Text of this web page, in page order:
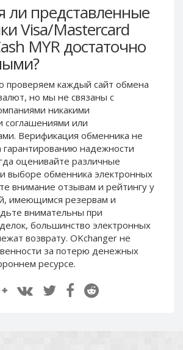
ли представленные
Visa/Mastercard
MYR достаточно
каждый сайт обмена
но мы не связаны c
никакими
соглашениями или
Верификация обменника не
гарантированию надежности
оценивайте различные
выборе обменника электронных
внимание отзывам и рейтингу у
имеющимся резервам и
внимательны при
большинство электронных
возврату. OKchanger не
за потерю денежных
ресурсе.
PaySera PLN
AliPay CNY
UnionPay CNY
Paymer RUB
Capitalist USD
Capitalist RUB
Capitalist EUR
Payoneer USD
Payoneer EUR
Revolut Binance USD
(BUSD)
Revolut USD
Revolut EUR
Piastrix EUR